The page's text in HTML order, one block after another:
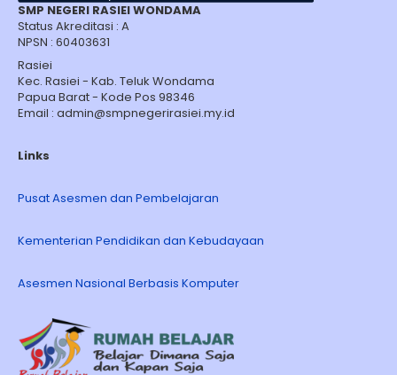
SMP NEGERI RASIEI WONDAMA
Status Akreditasi : A
NPSN : 60403631
Rasiei
Kec. Rasiei - Kab. Teluk Wondama
Papua Barat - Kode Pos 98346
Email : admin@smpnegerirasiei.my.id
Links
Pusat Asesmen dan Pembelajaran
Kementerian Pendidikan dan Kebudayaan
Asesmen Nasional Berbasis Komputer